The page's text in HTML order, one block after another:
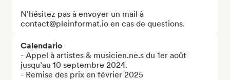
N'hésitez pas à envoyer un mail à
contact@pleinformat.io en cas de questions.
Calendario
- Appel à artistes & musicien.ne.s du 1er août
jusqu’au 10 septembre 2024.
- Remise des prix en février 2025